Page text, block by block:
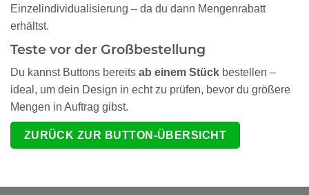
Einzelindividualisierung – da du dann Mengenrabatt
erhältst.
Teste vor der Großbestellung
Du kannst Buttons bereits ab einem Stück bestellen –
ideal, um dein Design in echt zu prüfen, bevor du größere
Mengen in Auftrag gibst.
ZURÜCK ZUR BUTTON-ÜBERSICHT